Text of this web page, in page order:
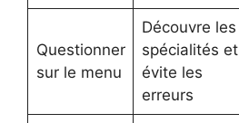
Questionner
sur le menu
Découvre les
spécialités et
évite les
erreurs